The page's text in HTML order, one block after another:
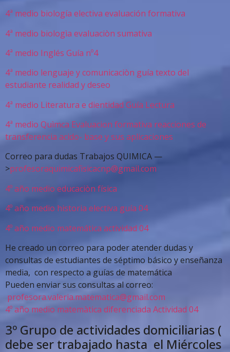
4ª medio biología electiva evaluación formativa
4ª medio biologìa evaluaciòn sumativa
4ª medio Inglés Guía nº4
4ª medio lenguaje y comunicaciòn guía texto del
estudiante realidad y deseo
4ª medio Literatura e dientidad Guía Lectura
4ª medio Quìmca Evaluacion formativa reacciones de
transferencia acido- base y sus aplicaciones
Correo para dudas Trabajos QUIMICA —
>profesoraquimicafisicacnp@gmail.com
4º año medio educaciòn física
4º año medio historia electiva guía 04
4º año medio matemática actividad 04
He creado un correo para poder atender dudas y
consultas de estudiantes de séptimo básico y enseñanza
media, con respecto a guías de matemática
Pueden enviar sus consultas al correo:
profesora.valeria.matematica@gmail.com
4º año medio matemàtica diferenciada Actividad 04
3º Grupo de actividades domiciliarias (
debe ser trabajado hasta el Miércoles